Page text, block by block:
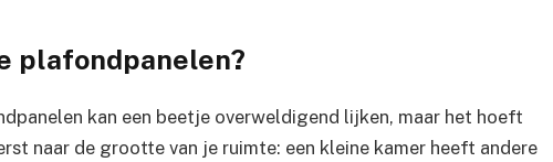
plafondpanelen?
kan een beetje overweldigend lijken, maar het hoeft
naar de grootte van je ruimte: een kleine kamer heeft andere